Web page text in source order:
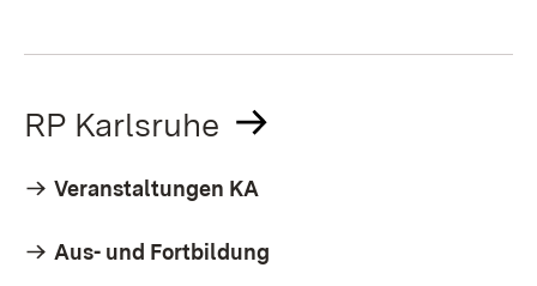
RP Karlsruhe
Veranstaltungen KA
Aus- und Fortbildung